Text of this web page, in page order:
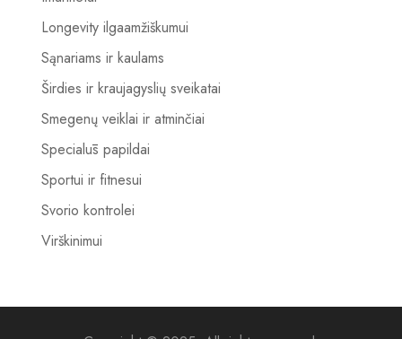
Longevity ilgaamžiškumui
Sąnariams ir kaulams
Širdies ir kraujagyslių sveikatai
Smegenų veiklai ir atminčiai
Specialūs papildai
Sportui ir fitnesui
Svorio kontrolei
Virškinimui